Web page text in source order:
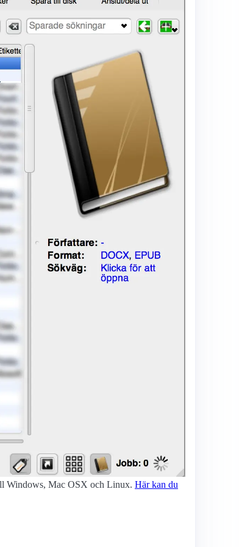
Windows, Mac OSX och Linux. Här kan du